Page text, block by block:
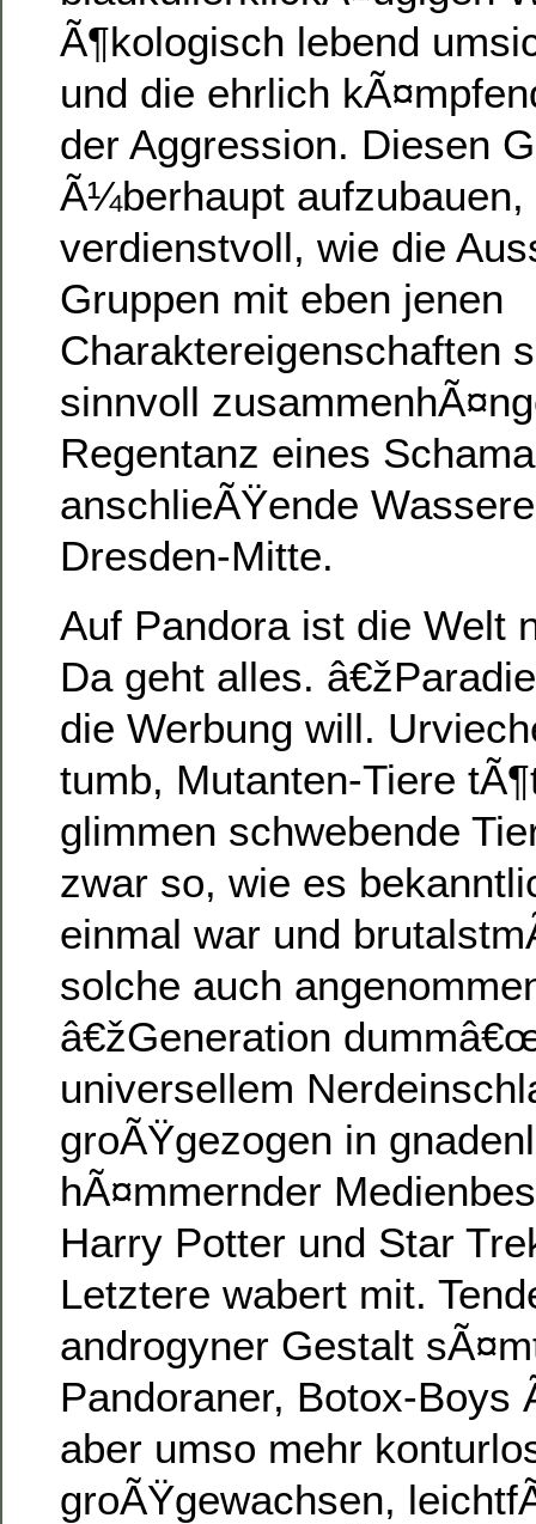
Ã¶kologisch lebend
und die ehrlich
der Aggression. Diesen
Ã¼berhaupt aufzubauen,
verdienstvoll, wie die
Gruppen mit eben jenen
Charaktereigenschaften
sinnvoll
Regentanz eines
anschlieÃŸende
Dresden-Mitte.
Auf Pandora ist die Welt
Da geht alles.
die Werbung will.
tumb, Mutanten-Tiere
glimmen schwebende
zwar so, wie es
einmal war und
solche auch
â€žGeneration
universellem
groÃŸgezogen in
hÃ¤mmernder
Harry Potter und Star
Letztere wabert mit.
androgyner Gestalt
Pandoraner, Botox-Boys
aber umso mehr
groÃŸgewachsen,